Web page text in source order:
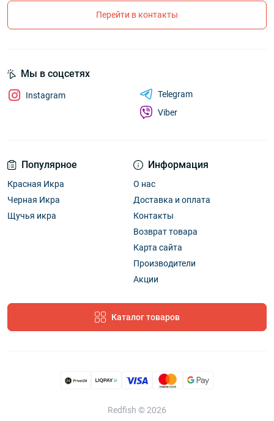
Перейти в контакты
Популярное
Красная Икра
Черная Икра
Щучья икра
Информация
О нас
Доставка и оплата
Контакты
Возврат товара
Карта сайта
Производители
Акции
Каталог товаров
Мы в соцсетях
Instagram
Telegram
Viber
Redfish © 2026